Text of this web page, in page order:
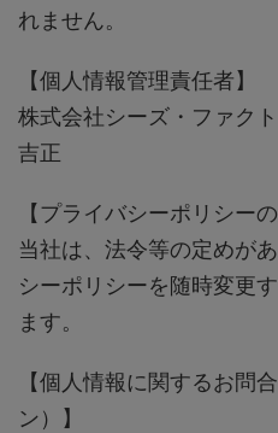
れません。
【個人情報管理責任者】
株式会社シーズ・ファ
吉正
【プライバシーポリシーの
当社は、法令等の定めが
シーポリシーを随時変更
ます。
【個人情報に関するお問
ン）】